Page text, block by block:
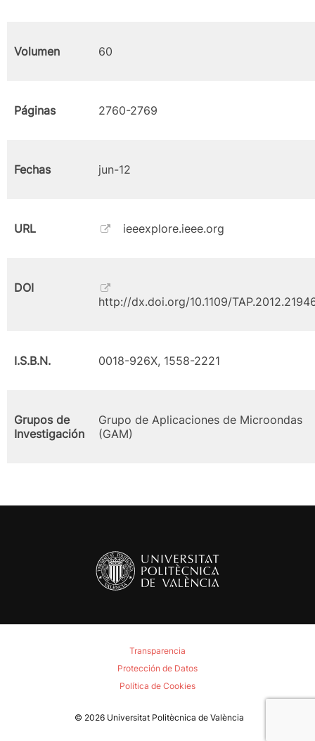
Volumen 60
Páginas 2760-2769
Fechas jun-12
URL ieeexplore.ieee.org
DOI
http://dx.doi.org/10.1109/
I.S.B.N. 0018-926X, 1558-2221
Grupos de
Investigación
Grupo de Aplicaciones de Microondas
(GAM)
Transparencia
Protección de Datos
Política de Cookies
© 2026 Universitat Politècnica de València